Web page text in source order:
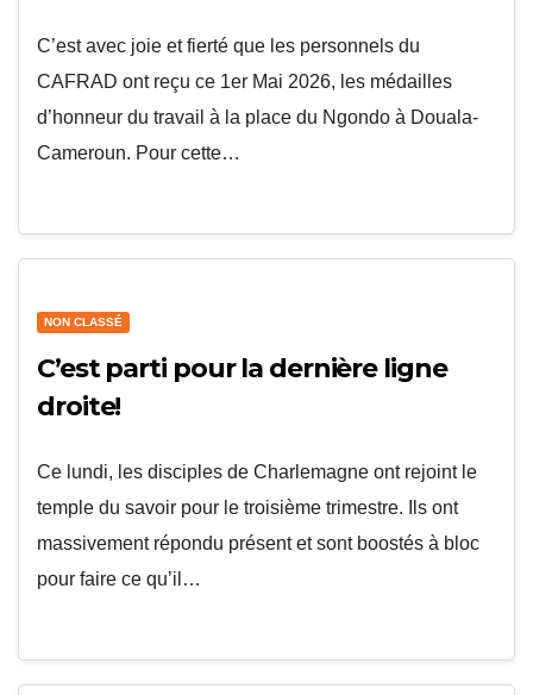
C’est avec joie et fierté que les personnels du
CAFRAD ont reçu ce 1er Mai 2026, les médailles
d’honneur du travail à la place du Ngondo à Douala-
Cameroun. Pour cette…
NON CLASSÉ
C’est parti pour la dernière ligne
droite!
Ce lundi, les disciples de Charlemagne ont rejoint le
temple du savoir pour le troisième trimestre. Ils ont
massivement répondu présent et sont boostés à bloc
pour faire ce qu’il…